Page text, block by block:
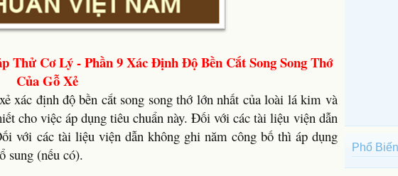
Thử Cơ Lý - Phần 9 Xác Định Độ Bền Cắt Song Song Thớ
Của Gỗ Xẻ
xác định độ bền cắt song song thớ lớn nhất của loài lá kim và
cho việc áp dụng tiêu chuẩn này. Đối với các tài liệu viện dẫn
với các tài liệu viện dẫn không ghi năm công bố thì áp dụng
sung (nếu có).
Phổ